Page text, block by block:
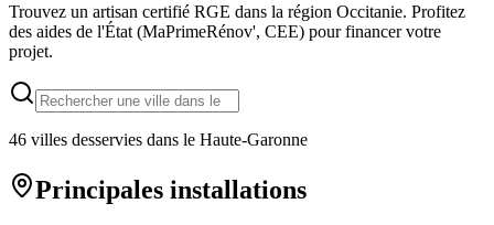
Trouvez un artisan certifié RGE dans la région Occitanie. Profitez
des aides de l'État (MaPrimeRénov', CEE) pour financer votre
projet.
46 villes desservies dans le Haute-Garonne
Principales installations